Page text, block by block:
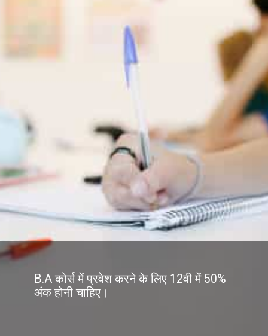
B.A कोर्स में प्रवेश करने के लिए 12वी में 50%
अंक होनी चाहिए।